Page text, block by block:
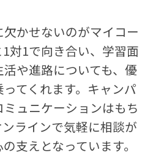
かせないのがマイコー
対1で向き合い、学習面
や進路についても、優
てくれます。キャンパ
ュニケーションはもち
ラインで気軽に相談が
支えとなっています。